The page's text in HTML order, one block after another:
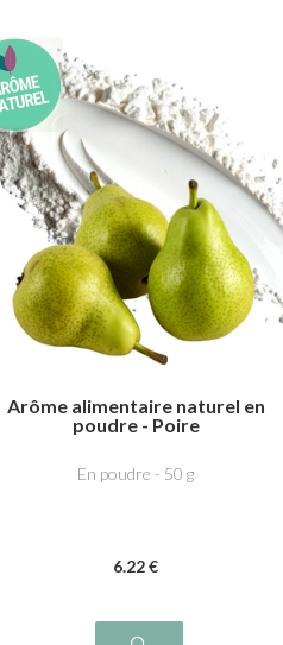
Arôme alimentaire naturel en
poudre - Poire
En poudre - 50 g
6.22€